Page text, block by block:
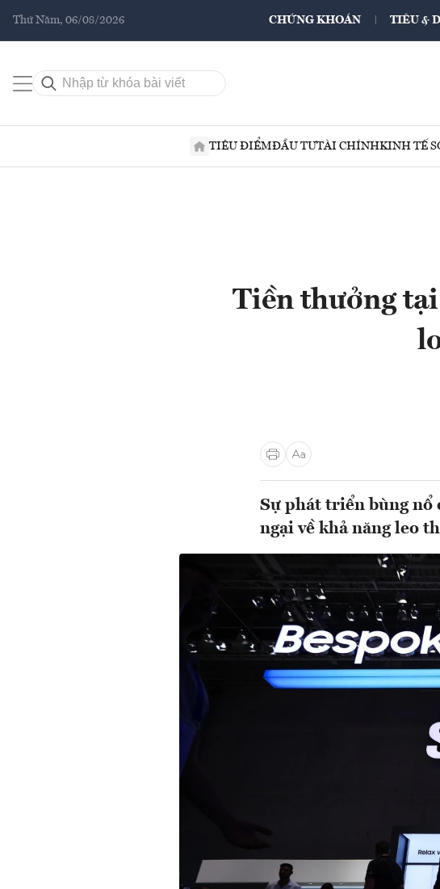
Thứ Năm, 06/08/2026 CHỨNG KHOÁN TIÊU &
TIÊU ĐIỂMĐẦU TƯTÀI CHÍNHKINH TẾ
Tiền thưởng
Sự phát triển bùng nổ
ngại về khả năng leo